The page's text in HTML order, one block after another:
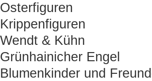
Osterfiguren
Krippenfiguren
Wendt & Kühn
Grünhainicher Engel
Blumenkinder und